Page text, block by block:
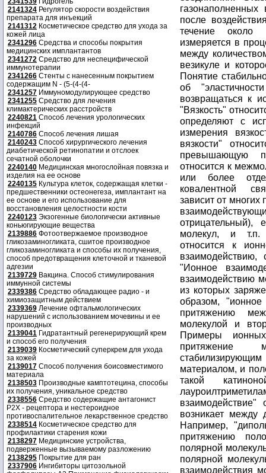
2141324 Регулятор скорости воздействия
препарата для инъекций
2141312 Косметическое средство для ухода за
кожей лица
2341296 Средства и способы покрытия
медицинских имплантантов
2341272 Средство для неспецифической
иммунотерапии
2341266 Стенты с нанесенным покрытием
содержащим N - (5-(4-(4-
2341257 Иммуномодулирующее средство
2341255 Средство для лечения
климактерических расстройств
2240821 Способ лечения урологических
инфекций
2140786 Способ лечения лишая
2140243 Способ хирургического лечения
диабетической ретинопатии и отслоек
сечатной оболочки
2240140 Медицинская многослойная повязка и
изделия на ее основе
2240135 Культура клеток, содержащая клетки -
предшественники остеонегеза, имплантант на
ее основе и его использование для
восстановления целостности кости
2240123 Экзогенные биологически активные
коньюгирующие вещества
2139886 Фотоотвержаемое производное
гликозаминогликата, сшитое производное
гликозаминогликата и способы их получения,
способ предотвращения клеточной и тканевой
адгезии
2139729 Вакцина. Способ стимулирования
иммунной системы
2339386 Средство обладающее радио - и
химиозащитным действием
2339369 Лечение офтальмологических
нарушений с использованием мочевины и ее
производных
2139041 Гидратантный регенерирующий крем
и способ его получения
2139039 Косметический суперкрем для ухода
за кожей
2139017 Способ получения боисовместимого
материала
2138503 Производные камптотецина, способы
их получения, уникальное средство
2338556 Средство содержащие антагонист
Р2Х - рецептора и нестероидное
противоспалительное лекарственное средство
2338514 Косметическое средство для
профилактики старения кожи
2138297 Медицинские устройства,
подверженные вызываемому разложению
2138295 Покрытие для ран
2337906 Ингибиторы цитозольной